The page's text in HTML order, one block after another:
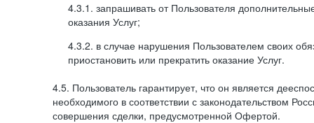
4.3.1. запрашивать от Пользователя
оказания Услуг;
4.3.2. в случае нарушения Пользователем своих
приостановить или прекратить оказание Услуг.
4.5. Пользователь гарантирует, что он является
необходимого в соответствии с законодательством
совершения сделки, предусмотренной Офертой.